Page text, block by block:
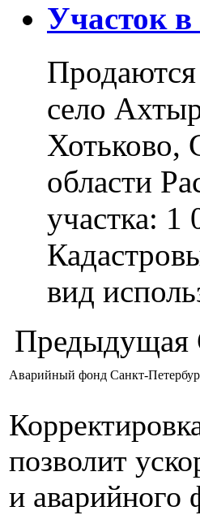
Участок
село
Хотьково,
области
участка:
вид
Предыдущая
Аварийный фонд Санкт-
позволит
и аварийного